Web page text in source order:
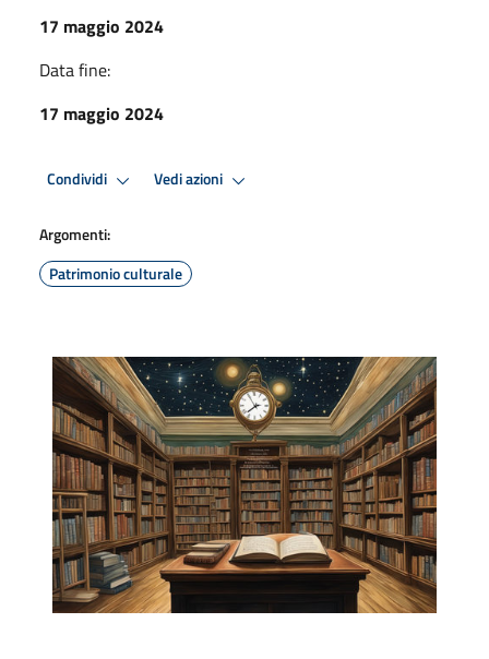
17 maggio 2024
Data fine:
17 maggio 2024
Condividi Vedi azioni
Argomenti:
Patrimonio culturale